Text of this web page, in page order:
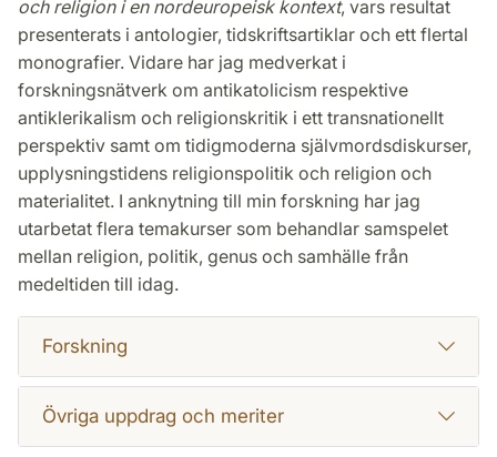
och religion i en nordeuropeisk kontext, vars resultat
presenterats i antologier, tidskriftsartiklar och ett flertal
monografier. Vidare har jag medverkat i
forskningsnätverk om antikatolicism respektive
antiklerikalism och religionskritik i ett transnationellt
perspektiv samt om tidigmoderna självmordsdiskurser,
upplysningstidens religionspolitik och religion och
materialitet. I anknytning till min forskning har jag
utarbetat flera temakurser som behandlar samspelet
mellan religion, politik, genus och samhälle från
medeltiden till idag.
Forskning
Övriga uppdrag och meriter